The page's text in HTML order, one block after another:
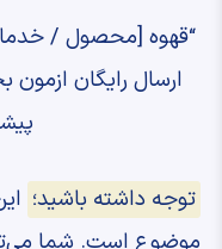
ارسال رایگان
توجه داشته باشید؛
موضوع است. شما